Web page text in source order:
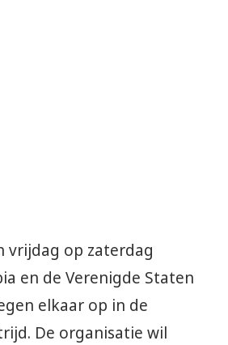
vrijdag op zaterdag
en de Verenigde Staten
elkaar op in de
De organisatie wil